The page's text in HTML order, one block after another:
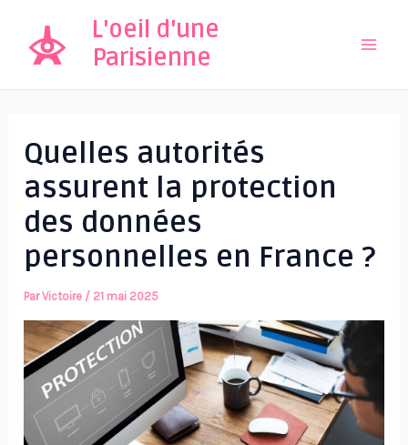
contenu
L'oeil d'une
Parisienne
Quelles autorités
assurent la protection
des données
personnelles en France ?
ParVictoire / 21 mai 2025